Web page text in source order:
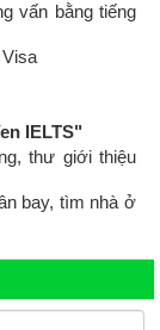
vấn bằng tiếng
IELTS"
thư giới thiệu
bay, tìm nhà ở